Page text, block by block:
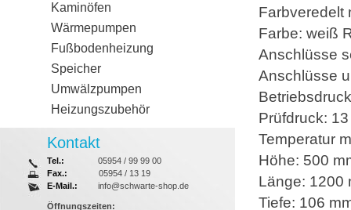
Farbveredelt
Farbe: weiß
Anschlüsse
Anschlüsse
Prüfdruck:
Temperatur
Höhe: 500
Länge: 1200
Tiefe: 106
Kaminöfen
Wärmepumpen
Fußbodenheizung
Speicher
Umwälzpumpen
Heizungszubehör
Kontakt
Tel.:
05954 / 99 99 00
Fax.:
05954 / 13 19
E-Mail.:
info@schwarte-shop.de
Öffnungszeiten: